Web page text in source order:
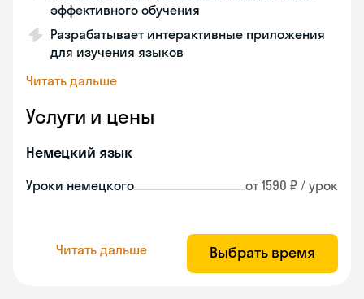
эффективного обучения
Разрабатывает интерактивные приложения
для изучения языков
Читать дальше
Услуги и цены
Немецкий язык
Уроки немецкого от 1590 ₽ / урок
Читать дальше Выбрать время